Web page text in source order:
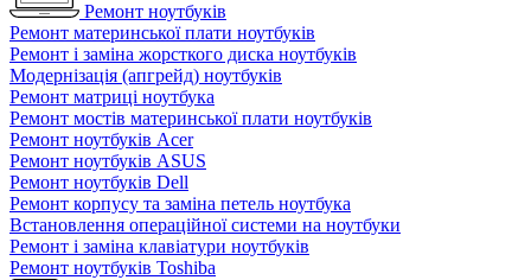
Ремонт ноутбуків
Ремонт материнської плати ноутбуків
Ремонт і заміна жорсткого диска ноутбуків
Модернізація (апгрейд) ноутбуків
Ремонт матриці ноутбука
Ремонт мостів материнської плати ноутбуків
Ремонт ноутбуків Acer
Ремонт ноутбуків ASUS
Ремонт ноутбуків Dell
Ремонт корпусу та заміна петель ноутбука
Встановлення операційної системи на ноутбуки
Ремонт і заміна клавіатури ноутбуків
Ремонт ноутбуків Toshiba